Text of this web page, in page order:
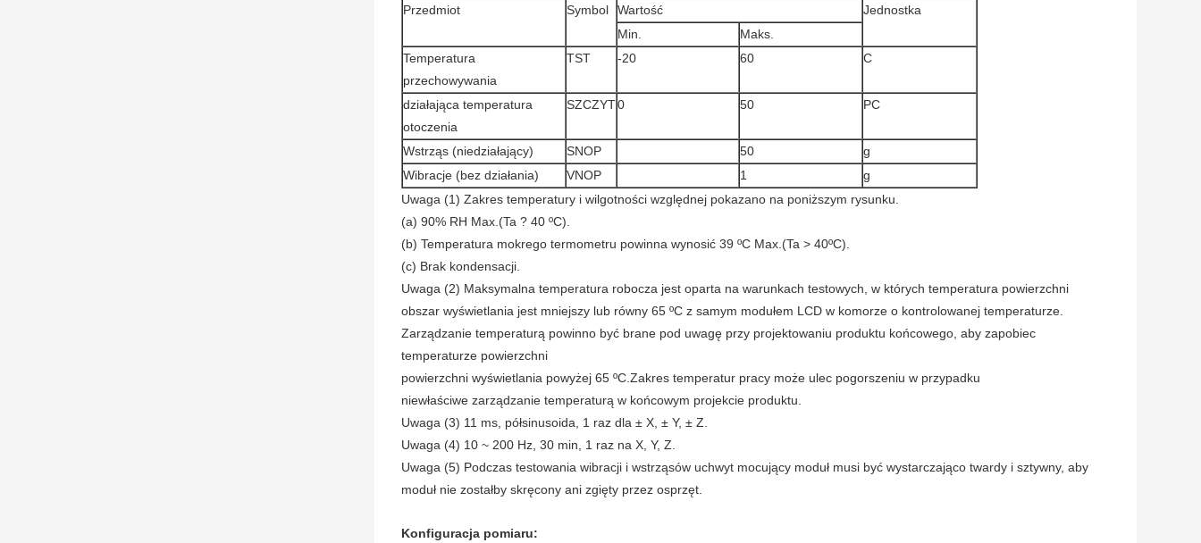
Przedmiot
Symbol Wartość
Jednostka
Min.
Maks.
Temperatura
przechowywania
TST -20 60 C
działająca temperatura
otoczenia
SZCZYT0 50 PC
Wstrząs (niedziałający) SNOP 50
g
Wibracje (bez działania)
VNOP 1
g
Uwaga (1) Zakres temperatury i wilgotności względnej pokazano na poniższym rysunku.
(a) 90% RH Max.(Ta ? 40 ºC).
(b) Temperatura mokrego termometru powinna wynosić 39 ºC Max.(Ta > 40ºC).
(c) Brak kondensacji.
Uwaga (2) Maksymalna temperatura robocza jest oparta na warunkach testowych, w których temperatura powierzchni
obszar wyświetlania jest mniejszy lub równy 65 ºC z samym modułem LCD w komorze o kontrolowanej temperaturze.
Zarządzanie temperaturą powinno być brane pod uwagę przy projektowaniu produktu końcowego, aby zapobiec
temperaturze powierzchni
powierzchni wyświetlania powyżej 65 ºC.Zakres temperatur pracy może ulec pogorszeniu w przypadku
niewłaściwe zarządzanie temperaturą w końcowym projekcie produktu.
Uwaga (3) 11 ms, półsinusoida, 1 raz dla ± X, ± Y, ± Z.
Uwaga (4) 10 ~ 200 Hz, 30 min, 1 raz na X, Y, Z.
Uwaga (5) Podczas testowania wibracji i wstrząsów uchwyt mocujący moduł musi być wystarczająco twardy i sztywny, aby
moduł nie zostałby skręcony ani zgięty przez osprzęt.
Konfiguracja pomiaru: